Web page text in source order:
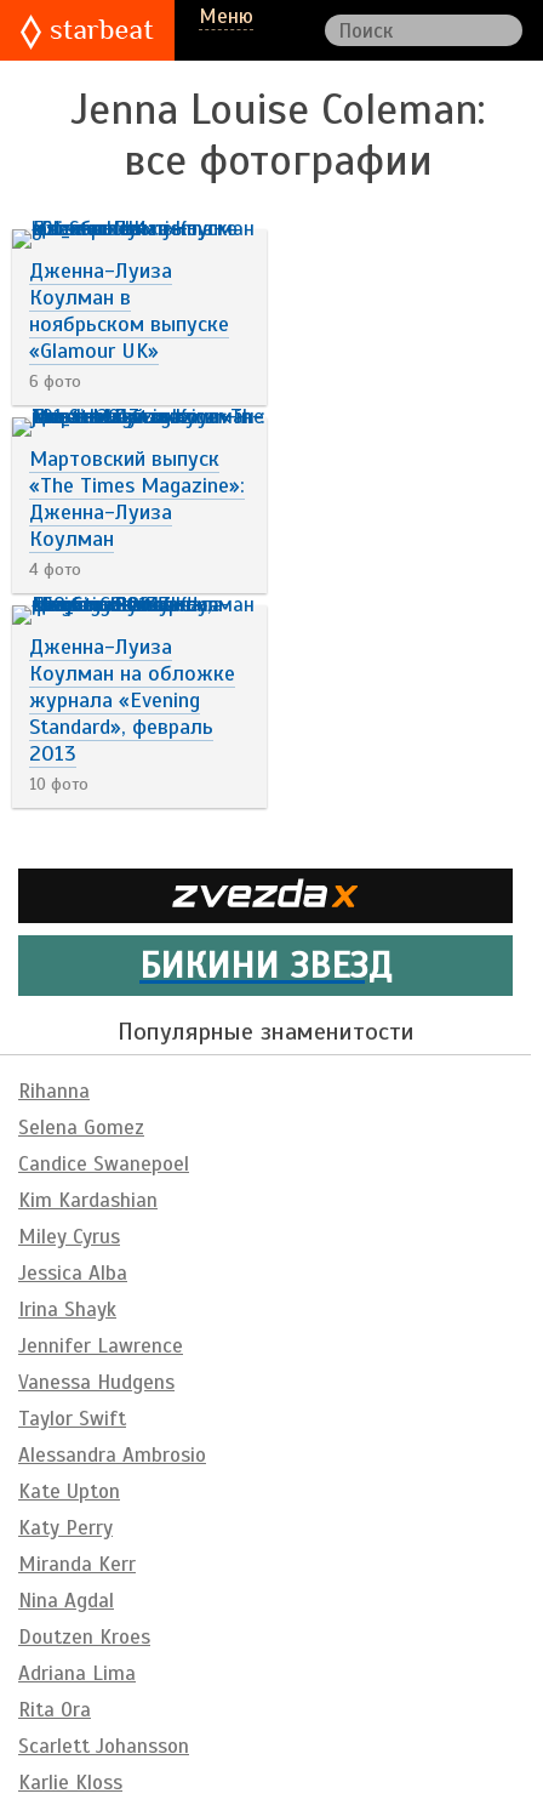
Меню
Jenna Louise Coleman:
все фотографии
Дженна-Луиза
Коулман в
ноябрьском выпуске
«Glamour UK»
6 фото
Мартовский выпуск
«The Times Magazine»:
Дженна-Луиза
Коулман
4 фото
Дженна-Луиза
Коулман на обложке
журнала «Evening
Standard», февраль
2013
10 фото
БИКИНИ ЗВЕЗД
Популярные знаменитости
Rihanna
Selena Gomez
Candice Swanepoel
Kim Kardashian
Miley Cyrus
Jessica Alba
Irina Shayk
Jennifer Lawrence
Vanessa Hudgens
Taylor Swift
Alessandra Ambrosio
Kate Upton
Katy Perry
Miranda Kerr
Nina Agdal
Doutzen Kroes
Adriana Lima
Rita Ora
Scarlett Johansson
Karlie Kloss